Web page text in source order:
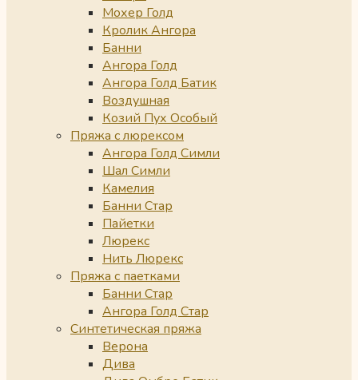
Мохер Голд
Кролик Ангора
Банни
Ангора Голд
Ангора Голд Батик
Воздушная
Козий Пух Особый
Пряжа с люрексом
Ангора Голд Симли
Шал Симли
Камелия
Банни Стар
Пайетки
Люрекс
Нить Люрекс
Пряжа с паетками
Банни Стар
Ангора Голд Стар
Синтетическая пряжа
Верона
Дива